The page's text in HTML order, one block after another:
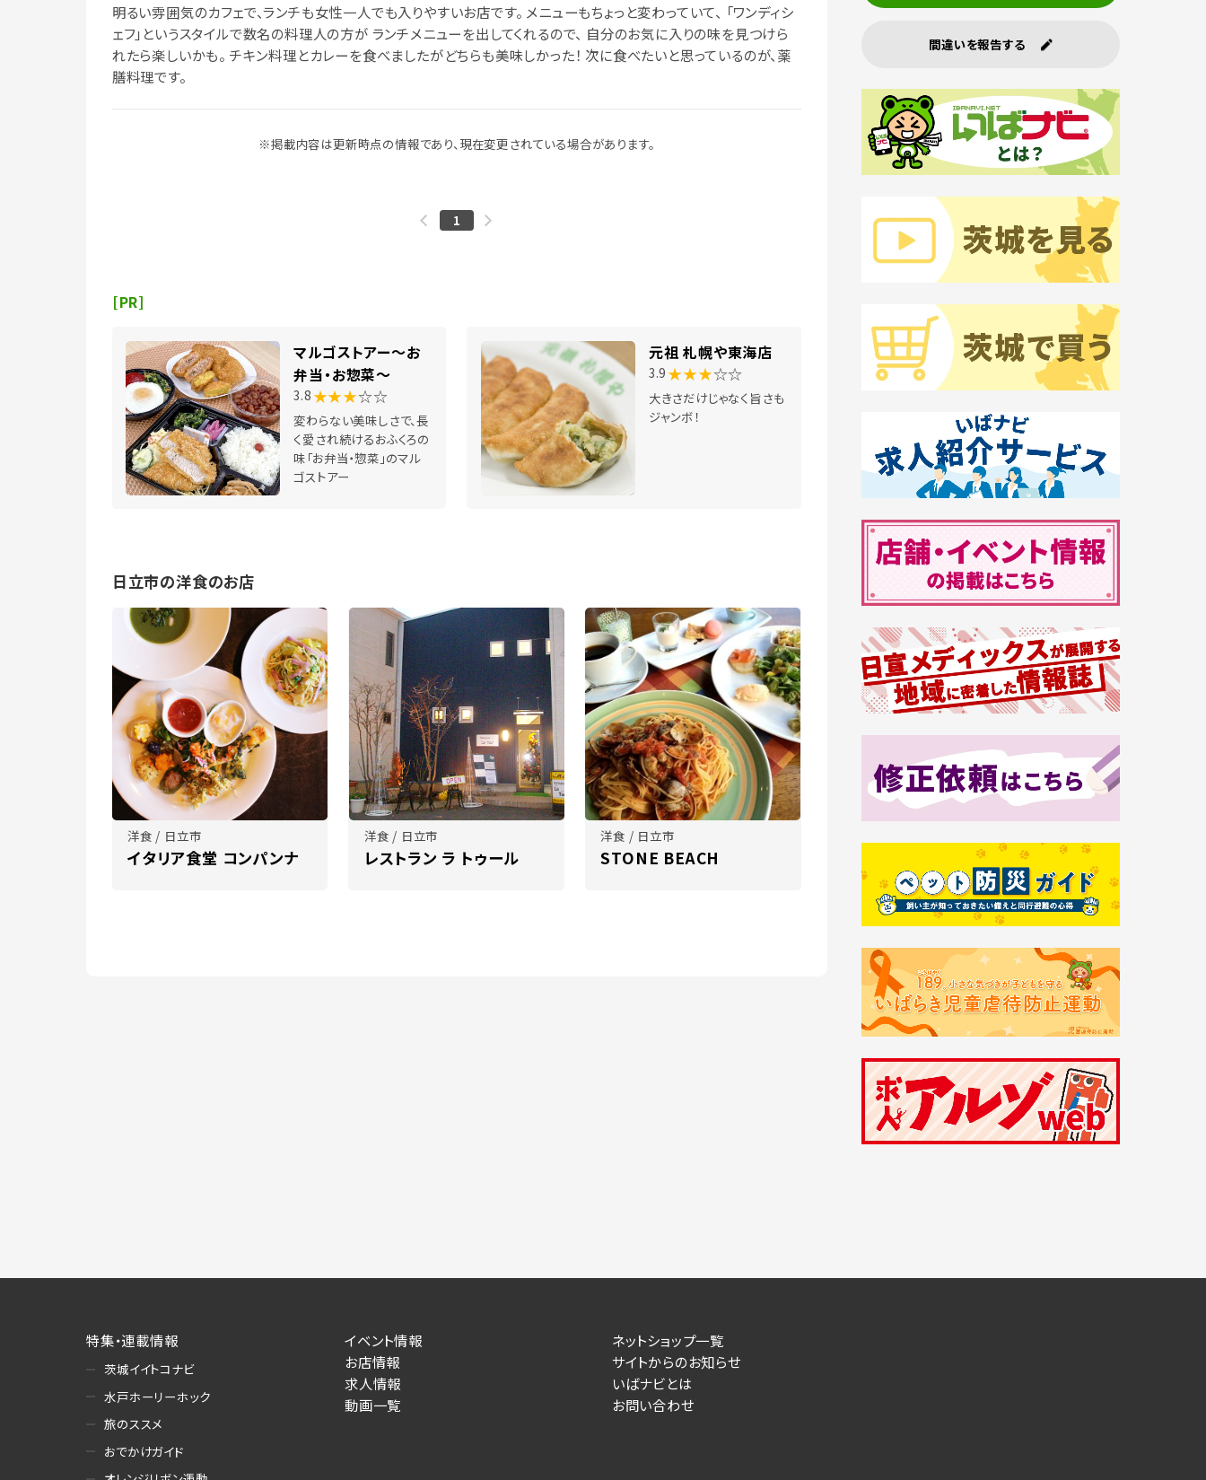
明るい雰囲気のカフェで、ランチも女性一人でも入りやすいお店です。 メニューもちょっと変わっていて、 「ワンディシ
ェフ」というスタイルで数名の料理人の方が ランチメニューを出してくれるので、 自分のお気に入りの味を見つけら
れたら楽しいかも。 チキン料理とカレーを食べましたがどちらも美味しかった！ 次に食べたいと思っているのが、薬
膳料理です。
※掲載内容は更新時点の情報であり、現在変更されている場合があります。
1
[PR]
マルゴストアー～お
弁当・お惣菜～
3.8 ★★★☆☆
変わらない美味しさで、長
く愛され続けるおふくろの
味「お弁当・惣菜」のマル
ゴストアー
元祖 札幌や東海店
3.9 ★★★☆☆
大きさだけじゃなく旨さも
ジャンボ！
日立市の洋食のお店
洋食 / 日立市
イタリア食堂 コンパンナ
洋食 / 日立市
レストラン ラ トゥール
洋食 / 日立市
STONE BEACH
間違いを報告する
特集・連載情報
茨城イイトコナビ
水戸ホーリーホック
旅のススメ
おでかけガイド
イベント情報
お店情報
求人情報
動画一覧
ネットショップ一覧
サイトからのお知らせ
いばナビとは
お問い合わせ